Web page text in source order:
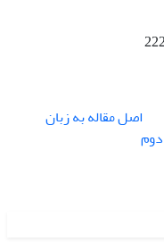
اصل مقاله به زبان
دوم